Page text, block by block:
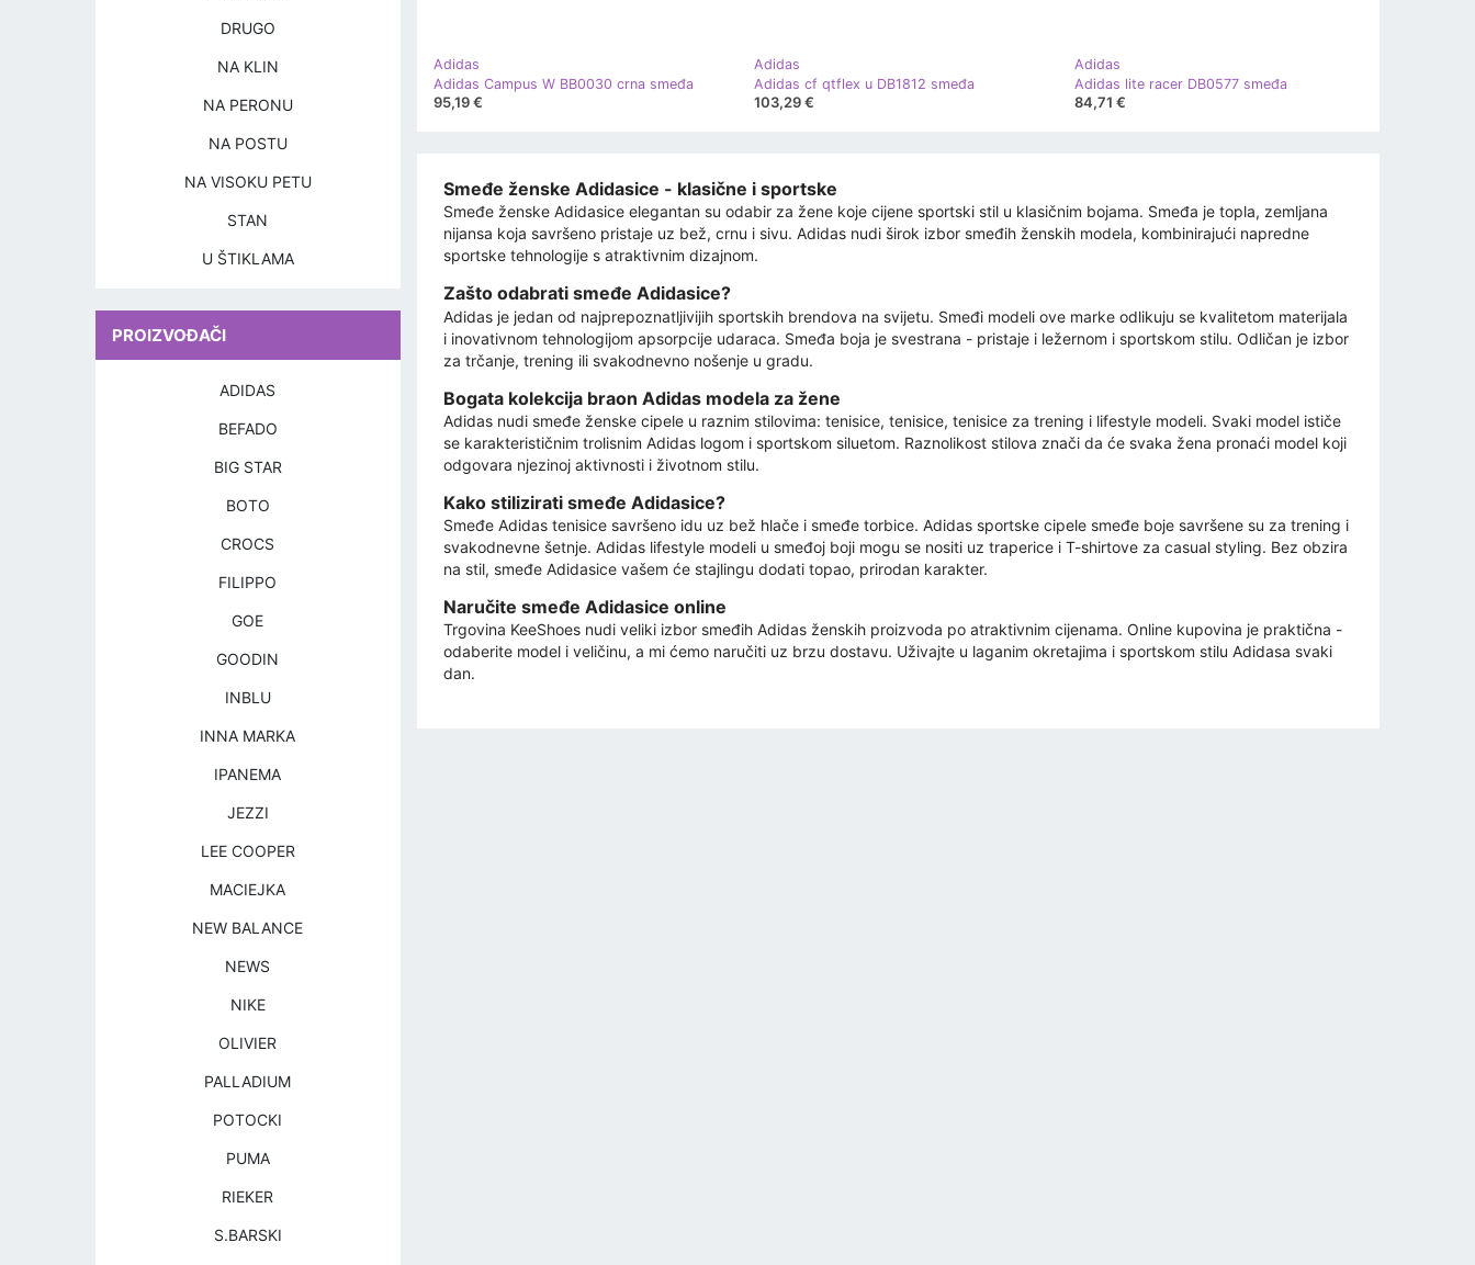
Adidas
Adidas Campus W BB0030 crna smeđa
95,19 €
Adidas
Adidas cf qtflex u DB1812 smeđa
103,29 €
Adidas
Adidas lite racer DB0577 smeđa
84,71 €
Smeđe ženske Adidasice - klasične i sportske
Smeđe ženske Adidasice elegantan su odabir za žene koje cijene sportski stil u klasičnim bojama. Smeđa je topla, zemljana
nijansa koja savršeno pristaje uz bež, crnu i sivu. Adidas nudi širok izbor smeđih ženskih modela, kombinirajući napredne
sportske tehnologije s atraktivnim dizajnom.
Zašto odabrati smeđe Adidasice?
Adidas je jedan od najprepoznatljivijih sportskih brendova na svijetu. Smeđi modeli ove marke odlikuju se kvalitetom materijala
i inovativnom tehnologijom apsorpcije udaraca. Smeđa boja je svestrana - pristaje i ležernom i sportskom stilu. Odličan je izbor
za trčanje, trening ili svakodnevno nošenje u gradu.
Bogata kolekcija braon Adidas modela za žene
Adidas nudi smeđe ženske cipele u raznim stilovima: tenisice, tenisice, tenisice za trening i lifestyle modeli. Svaki model ističe
se karakterističnim trolisnim Adidas logom i sportskom siluetom. Raznolikost stilova znači da će svaka žena pronaći model koji
odgovara njezinoj aktivnosti i životnom stilu.
Kako stilizirati smeđe Adidasice?
Smeđe Adidas tenisice savršeno idu uz bež hlače i smeđe torbice. Adidas sportske cipele smeđe boje savršene su za trening i
svakodnevne šetnje. Adidas lifestyle modeli u smeđoj boji mogu se nositi uz traperice i T-shirtove za casual styling. Bez obzira
na stil, smeđe Adidasice vašem će stajlingu dodati topao, prirodan karakter.
Naručite smeđe Adidasice online
Trgovina KeeShoes nudi veliki izbor smeđih Adidas ženskih proizvoda po atraktivnim cijenama. Online kupovina je praktična -
odaberite model i veličinu, a mi ćemo naručiti uz brzu dostavu. Uživajte u laganim okretajima i sportskom stilu Adidasa svaki
dan.
DRUGO
NA KLIN
NA PERONU
NA POSTU
NA VISOKU PETU
STAN
U ŠTIKLAMA
PROIZVOĐAČI
ADIDAS
BEFADO
BIG STAR
BOTO
CROCS
FILIPPO
GOE
GOODIN
INBLU
INNA MARKA
IPANEMA
JEZZI
LEE COOPER
MACIEJKA
NEW BALANCE
NEWS
NIKE
OLIVIER
PALLADIUM
POTOCKI
PUMA
RIEKER
S.BARSKI